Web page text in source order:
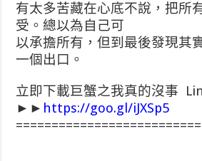
有太多苦藏在心底不說，把所
受。總以為自己可
以承擔所有，但到最後發現其
一個出口。
立即下載巨蟹之我真的沒事
►► https://goo.gl/iJXSp5